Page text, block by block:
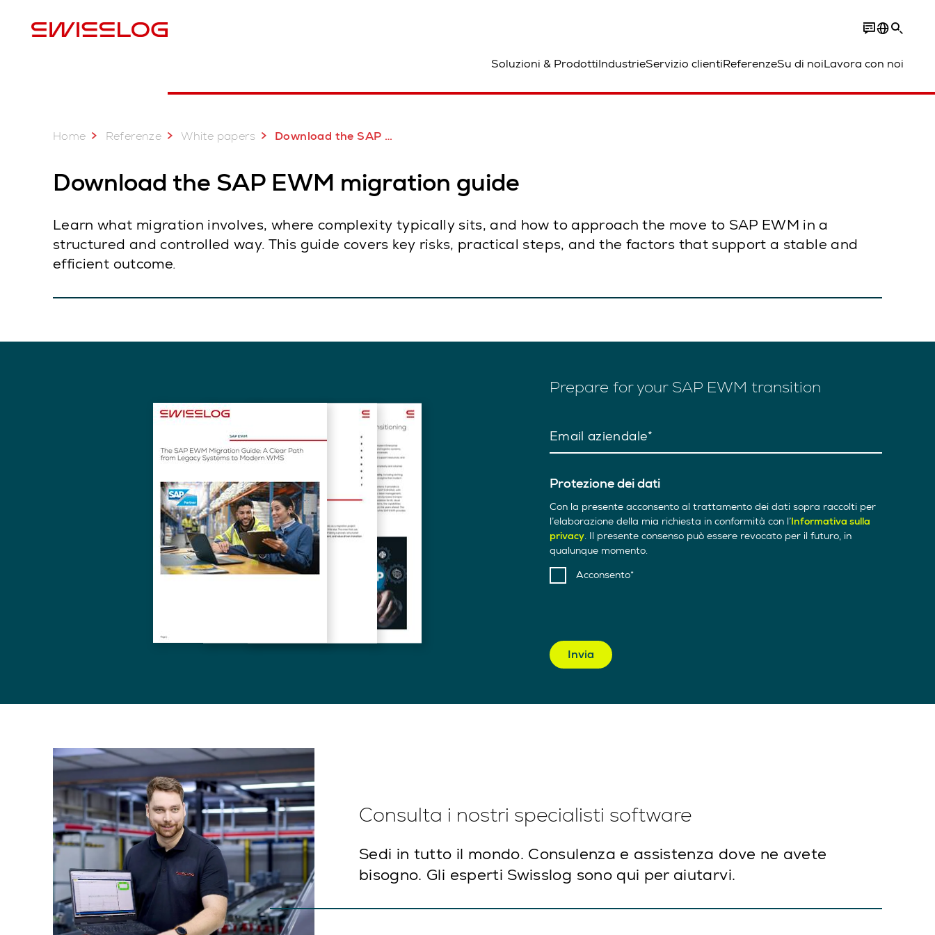
Soluzioni & ProdottiIndustrieServizio clientiReferenzeSu di noiLavora con noi
Home Referenze White papers Download the SAP EWM migration guide
Download the SAP EWM migration guide
Learn what migration involves, where complexity typically sits, and how to approach the move to SAP EWM in a
structured and controlled way. This guide covers key risks, practical steps, and the factors that support a stable and
efficient outcome.
Prepare for your SAP EWM transition
Email aziendale
Protezione dei dati
Con la presente acconsento al trattamento dei dati sopra raccolti per
l’elaborazione della mia richiesta in conformità con l’Informativa sulla
privacy. Il presente consenso può essere revocato per il futuro, in
qualunque momento.
Acconsento
Invia
Consulta i nostri specialisti software
Sedi in tutto il mondo. Consulenza e assistenza dove ne avete
bisogno. Gli esperti Swisslog sono qui per aiutarvi.